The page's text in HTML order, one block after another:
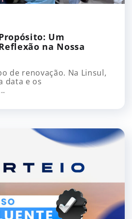
Um
na Nossa
de renovação. Na Linsul,
data e os